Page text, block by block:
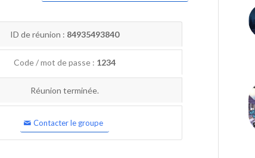
ID de réunion : 84935493840
Code / mot de passe : 1234
Réunion terminée.
Contacter le groupe